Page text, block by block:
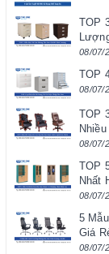
TOP
08/07/
TOP
08/07/
TOP
08/07/
TOP
Nhất
08/07/
5
Giá
08/07/